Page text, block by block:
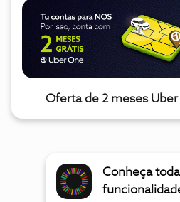
Oferta de 2 meses
Conheça